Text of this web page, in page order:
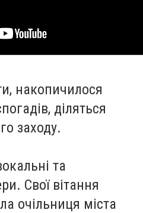
накопичилося
діляться
заходу.
та
Свої вітання
очільниця міста